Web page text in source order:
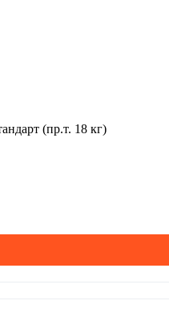
(пр.т. 18 кг)